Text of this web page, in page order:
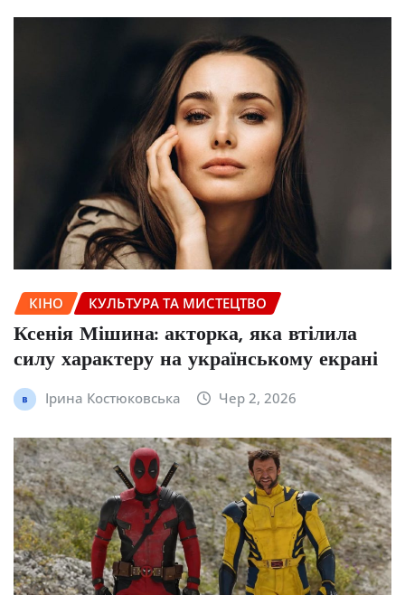
КІНО КУЛЬТУРА ТА МИСТЕЦТВО
Ксенія Мішина: акторка, яка втілила
силу характеру на українському екрані
Ірина Костюковська Чер 2, 2026